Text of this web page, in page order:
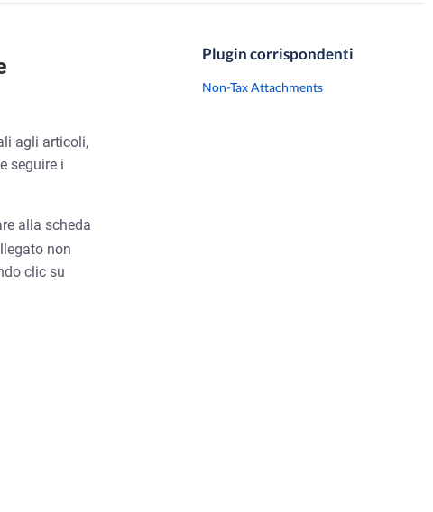
agli articoli,
seguire i
alla scheda
non
clic su
Plugin corrispondenti
Non-Tax Attachments